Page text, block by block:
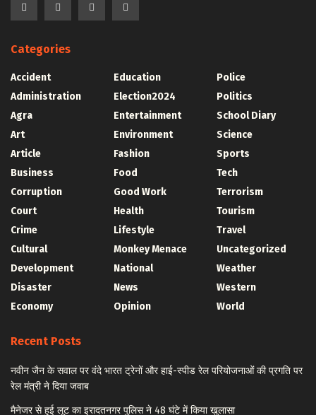
Categories
Accident
Administration
Agra
Art
Article
Business
Corruption
Court
Crime
Cultural
Development
Disaster
Economy
Education
Election2024
Entertainment
Environment
Fashion
Food
Good Work
Health
Lifestyle
Monkey Menace
National
News
Opinion
Police
Politics
School Diary
Science
Sports
Tech
Terrorism
Tourism
Travel
Uncategorized
Weather
Western
World
Recent Posts
नवीन जैन के सवाल पर वंदे भारत ट्रेनों और हाई-स्पीड रेल परियोजनाओं की प्रगति पर
रेल मंत्री ने दिया जवाब
मैनेजर से हुई लूट का इरादतनगर पुलिस ने 48 घंटे में किया खुलासा